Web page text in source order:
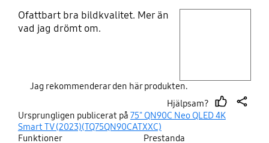
Ofattbart bra bildkvalitet. Mer än
vad jag drömt om.
Jag rekommenderar den här produkten.
Hjälpsam?
thumb
Ursprungligen publicerat på 75" QN90C Neo QLED 4K
Smart TV (2023)(TQ75QN90CATXXC)
Funktioner
Prestanda